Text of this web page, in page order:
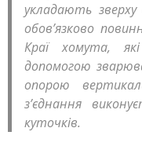
укладають
обов’язково
Краї хомута,
допомогою
опорою
з’єднання
куточків.